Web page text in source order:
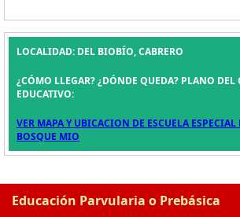
LOCALIDAD: DEL BIOBÍO, CABRERO
¿CÓMO LLEGAR? ¿DÓNDE QUEDA? PLANO DEL
EDUCATIVO:
VER MAPA Y UBICACION DE ESCUELA ESPECIAL
BOSQUE MIO
Educación Parvularia o Prebásica